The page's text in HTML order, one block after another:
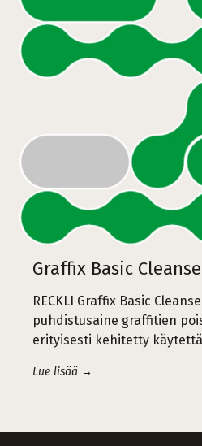
Graffix Basic
RECKLI Graffix Basic
puhdistusaine graffitien
erityisesti kehitetty
Lue lisää →